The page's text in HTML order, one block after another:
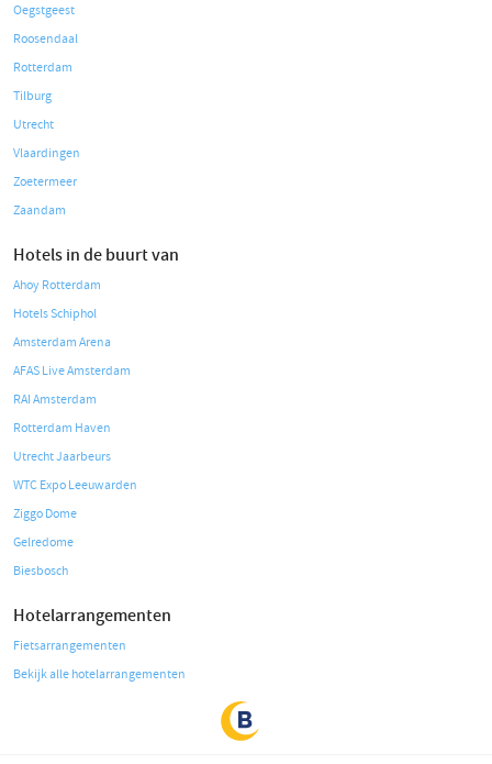
Oegstgeest
Roosendaal
Rotterdam
Tilburg
Utrecht
Vlaardingen
Zoetermeer
Zaandam
Hotels in de buurt van
Ahoy Rotterdam
Hotels Schiphol
Amsterdam Arena
AFAS Live Amsterdam
RAI Amsterdam
Rotterdam Haven
Utrecht Jaarbeurs
WTC Expo Leeuwarden
Ziggo Dome
Gelredome
Biesbosch
Hotelarrangementen
Fietsarrangementen
Bekijk alle hotelarrangementen